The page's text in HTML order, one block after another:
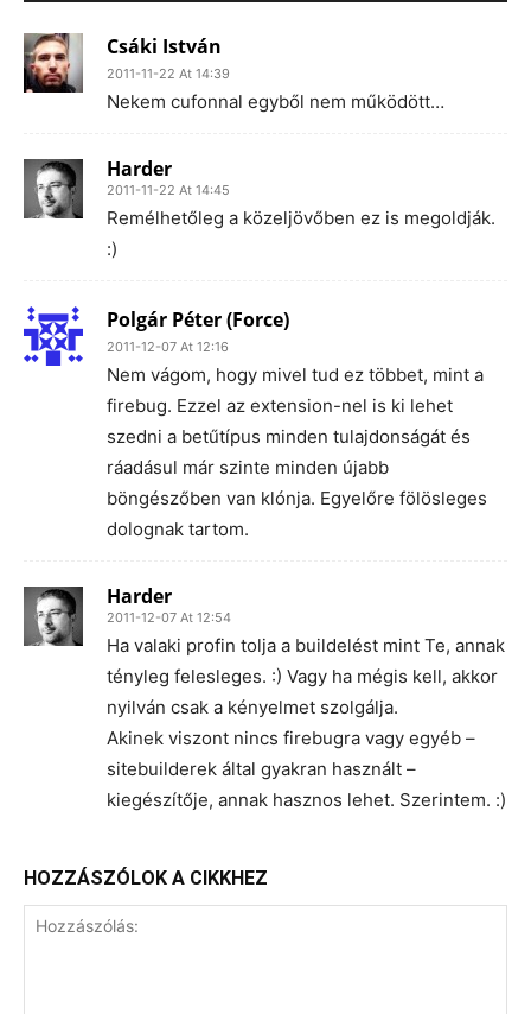
Csáki István
2011-11-22 At 14:39
Nekem cufonnal egyből nem működött…
Harder
2011-11-22 At 14:45
Remélhetőleg a közeljövőben ez is megoldják.
:)
Polgár Péter (Force)
2011-12-07 At 12:16
Nem vágom, hogy mivel tud ez többet, mint a
firebug. Ezzel az extension-nel is ki lehet
szedni a betűtípus minden tulajdonságát és
ráadásul már szinte minden újabb
böngészőben van klónja. Egyelőre fölösleges
dolognak tartom.
Harder
2011-12-07 At 12:54
Ha valaki profin tolja a buildelést mint Te, annak
tényleg felesleges. :) Vagy ha mégis kell, akkor
nyilván csak a kényelmet szolgálja.
Akinek viszont nincs firebugra vagy egyéb –
sitebuilderek által gyakran használt –
kiegészítője, annak hasznos lehet. Szerintem. :)
HOZZÁSZÓLOK A CIKKHEZ